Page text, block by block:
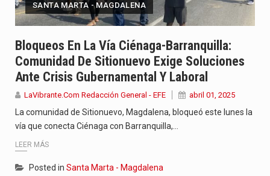
Saber cómo borrar el historial de operaciones en MT4 es…
Jhon Arias continúa consolidándose como una de las grandes figuras…
La cantautora venezolana Joaquina vuelve a sorprender a sus seguidores…
La investigación por la muerte de Kevin Arley Acosta Pico,…
SANTA MARTA - MAGDALENA
Bloqueos En La Vía Ciénaga-Barranquilla:
Comunidad De Sitionuevo Exige Soluciones
Ante Crisis Gubernamental Y Laboral
LaVibrante.Com Redacción General - EFE abril 01, 2025
La comunidad de Sitionuevo, Magdalena, bloqueó este lunes la
vía que conecta Ciénaga con Barranquilla,…
LEER MÁS
Posted in Santa Marta - Magdalena